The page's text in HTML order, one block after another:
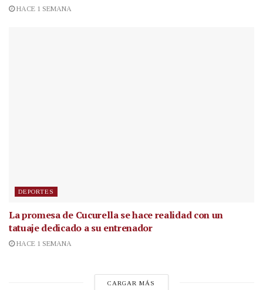
HACE 1 SEMANA
DEPORTES
La promesa de Cucurella se hace realidad con un
tatuaje dedicado a su entrenador
HACE 1 SEMANA
CARGAR MÁS